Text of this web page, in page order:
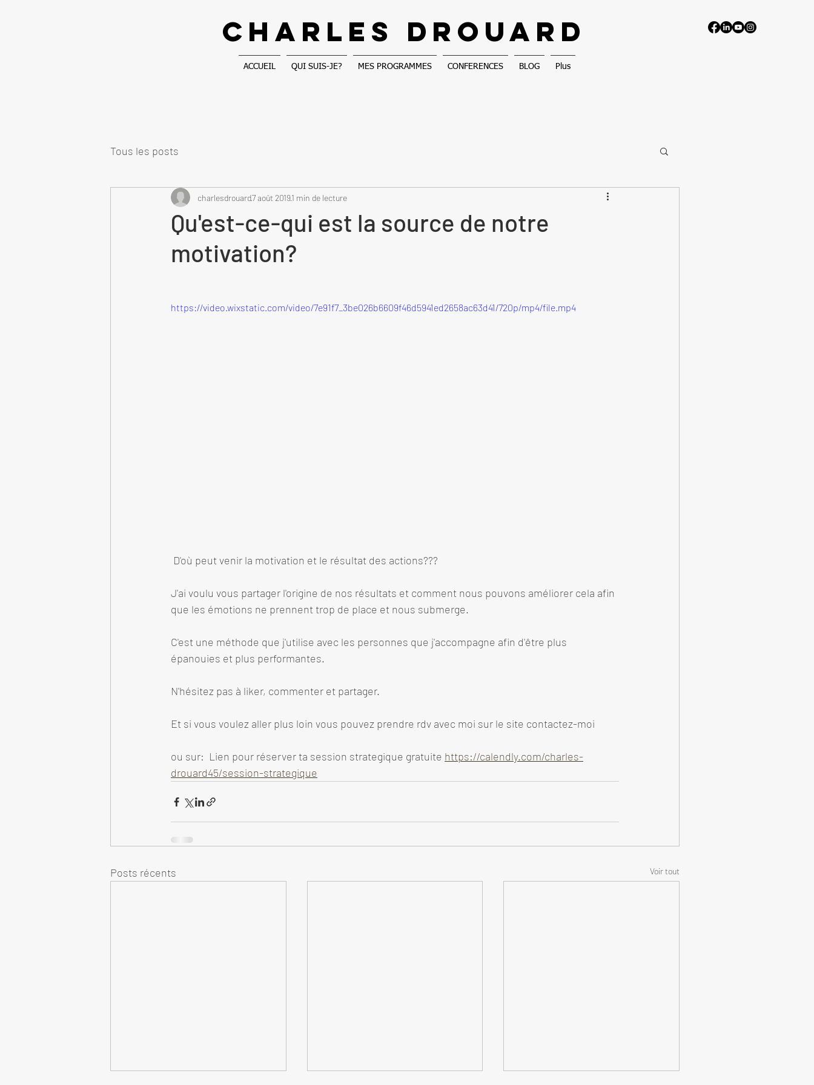
CHARLES DROUARD
ACCUEIL QUI SUIS-JE? MES PROGRAMMES CONFERENCES BLOG Plus
Tous les posts
Qu'est-ce-qui est la source de notre
motivation?
charlesdrouard7 août 20191 min de lecture
https://video.wixstatic.com/video/7e91f7_3be026b6609f46d5941ed2658ac63d41/720p/mp4/file.mp4
D'où peut venir la motivation et le résultat des actions???
J'ai voulu vous partager l'origine de nos résultats et comment nous pouvons améliorer cela afin
que les émotions ne prennent trop de place et nous submerge.
C'est une méthode que j'utilise avec les personnes que j'accompagne afin d'être plus
épanouies et plus performantes.
N'hésitez pas à liker, commenter et partager.
Et si vous voulez aller plus loin vous pouvez prendre rdv avec moi sur le site contactez-moi
ou sur:  Lien pour réserver ta session strategique gratuite https://calendly.com/charles-
drouard45/session-strategique
Posts récents Voir tout